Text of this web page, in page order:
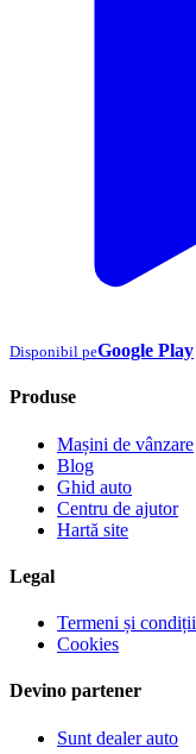
Disponibil peGoogle Play
Produse
Mașini de vânzare
Blog
Ghid auto
Centru de ajutor
Hartă site
Legal
Termeni și condiții
Cookies
Devino partener
Sunt dealer auto